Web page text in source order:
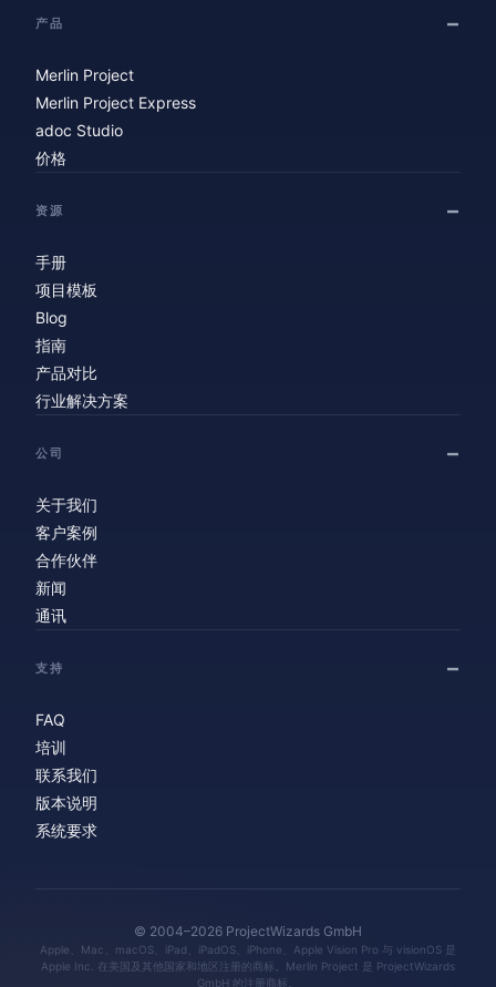
产品
Merlin Project
Merlin Project Express
adoc Studio
价格
资源
手册
项目模板
Blog
指南
产品对比
行业解决方案
公司
关于我们
客户案例
合作伙伴
新闻
通讯
支持
FAQ
培训
联系我们
版本说明
系统要求
© 2004–2026 ProjectWizards GmbH
Apple、Mac、macOS、iPad、iPadOS、iPhone、Apple Vision Pro 与 visionOS 是
Apple Inc. 在美国及其他国家和地区注册的商标。Merlin Project 是 ProjectWizards
GmbH 的注册商标。